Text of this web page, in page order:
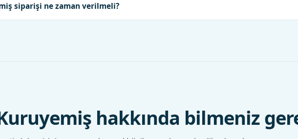
siparişi ne zaman verilmeli?
hakkında bilmeniz